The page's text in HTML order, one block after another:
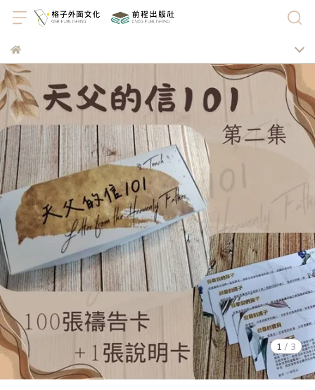
1 / 3